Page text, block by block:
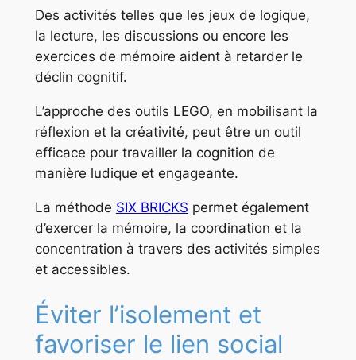
Des activités telles que les jeux de logique,
la lecture, les discussions ou encore les
exercices de mémoire aident à retarder le
déclin cognitif.
L’approche des outils LEGO, en mobilisant la
réflexion et la créativité, peut être un outil
efficace pour travailler la cognition de
manière ludique et engageante.
La méthode SIX BRICKS permet également
d’exercer la mémoire, la coordination et la
concentration à travers des activités simples
et accessibles.
Éviter l’isolement et
favoriser le lien social